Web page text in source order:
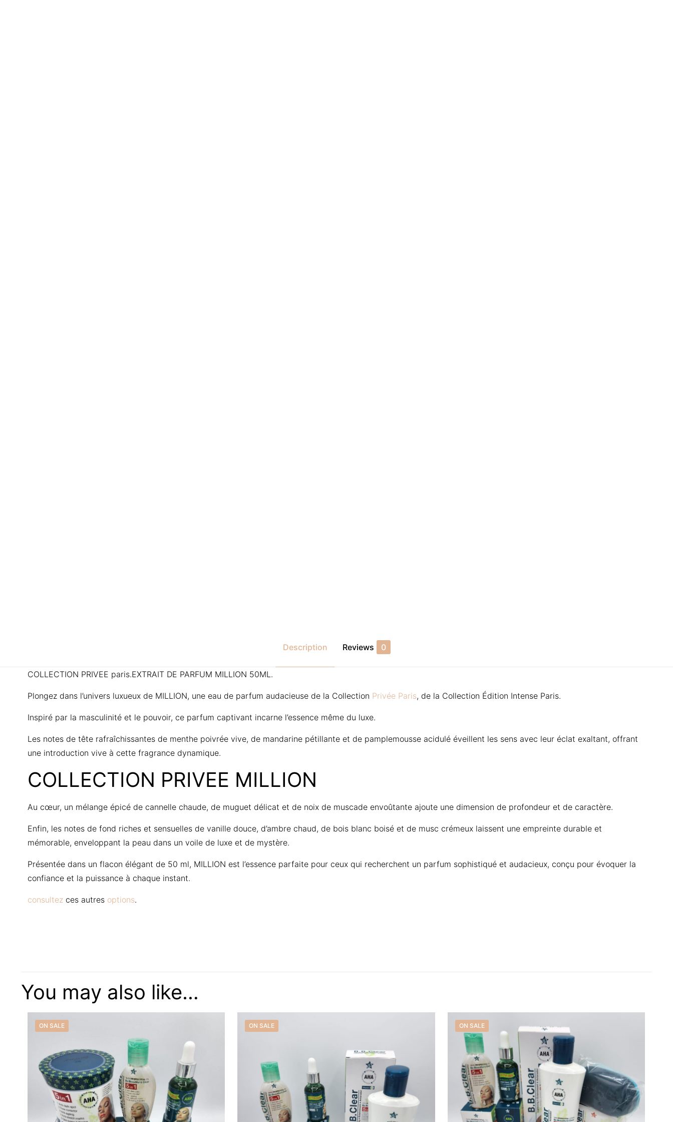
Description Reviews 0
COLLECTION PRIVEE paris.EXTRAIT DE PARFUM MILLION 50ML.
Plongez dans l’univers luxueux de MILLION, une eau de parfum audacieuse de la Collection Privée Paris, de la Collection Édition Intense Paris.
Inspiré par la masculinité et le pouvoir, ce parfum captivant incarne l’essence même du luxe.
Les notes de tête rafraîchissantes de menthe poivrée vive, de mandarine pétillante et de pamplemousse acidulé éveillent les sens avec leur éclat exaltant, offrant
une introduction vive à cette fragrance dynamique.
COLLECTION PRIVEE MILLION
Au cœur, un mélange épicé de cannelle chaude, de muguet délicat et de noix de muscade envoûtante ajoute une dimension de profondeur et de caractère.
Enfin, les notes de fond riches et sensuelles de vanille douce, d’ambre chaud, de bois blanc boisé et de musc crémeux laissent une empreinte durable et
mémorable, enveloppant la peau dans un voile de luxe et de mystère.
Présentée dans un flacon élégant de 50 ml, MILLION est l’essence parfaite pour ceux qui recherchent un parfum sophistiqué et audacieux, conçu pour évoquer la
confiance et la puissance à chaque instant.
consultezces autres options.
Be the first to review “COLLECTION PRIVEE MILLION”
You may also like…
ON SALE ON SALE ON SALE